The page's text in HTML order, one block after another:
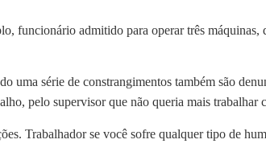
funcionário admitido para operar três
uma série de constrangimentos também são
pelo supervisor que não queria mais trabalhar
Trabalhador se você sofre qualquer tipo de